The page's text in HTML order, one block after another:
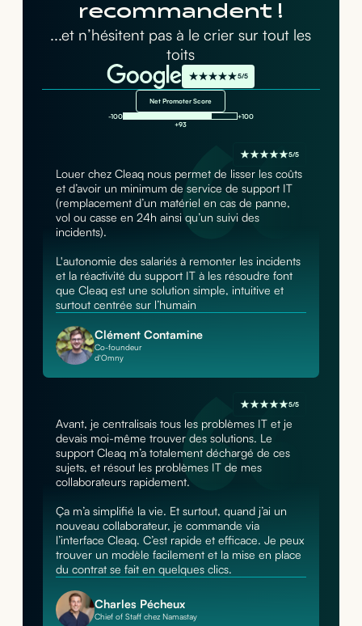
recommandent !
...et n’hésitent pas à le crier sur tout les
toits
5/5
Net Promoter Score
-100
+100
+93
5/5
Louer chez Cleaq nous permet de lisser les coûts
et d’avoir un minimum de service de support IT
(remplacement d’un matériel en cas de panne,
vol ou casse en 24h ainsi qu’un suivi des
incidents).
L'autonomie des salariés à remonter les incidents
et la réactivité du support IT à les résoudre font
que Cleaq est une solution simple, intuitive et
surtout centrée sur l’humain
Clément Contamine
Co-foundeur
d'Omny
5/5
Avant, je centralisais tous les problèmes IT et je
devais moi-même trouver des solutions. Le
support Cleaq m’a totalement déchargé de ces
sujets, et résout les problèmes IT de mes
collaborateurs rapidement.
Ça m’a simplifié la vie. Et surtout, quand j’ai un
nouveau collaborateur, je commande via
l’interface Cleaq. C’est rapide et efficace. Je peux
trouver un modèle facilement et la mise en place
du contrat se fait en quelques clics.
Charles Pécheux
Chief of Staff chez Namastay